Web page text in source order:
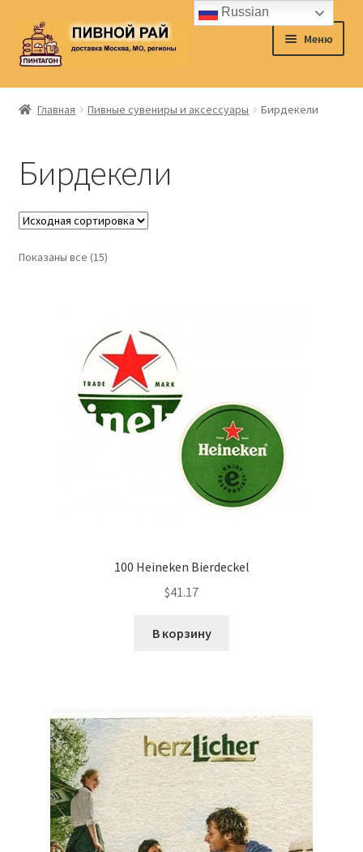
Перейти
к
навигации
Перейти
к
содержимому
Меню
Главная
Доставка
Заказ
Контакты
Главная Пивные сувениры и аксессуары Бирдекели
Бирдекели
Показаны все (15)
100 Heineken Bierdeckel
$41.17
В корзину
Russian